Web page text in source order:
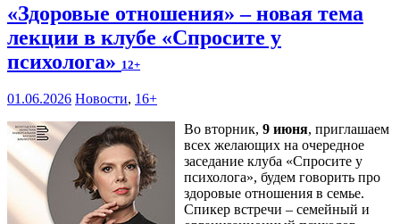
«Здоровые отношения» – новая тема
лекции в клубе «Спросите у
психолога» 12+
01.06.2026 Новости, 16+
Во вторник, 9 июня, приглашаем
всех желающих на очередное
заседание клуба «Спросите у
психолога», будем говорить про
здоровые отношения в семье.
Спикер встречи – семейный и